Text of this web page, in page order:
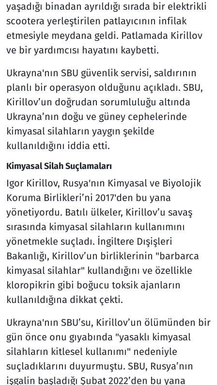
yaşadığı binadan ayrıldığı sırada bir elektrikli
scootera yerleştirilen patlayıcının infilak
etmesiyle meydana geldi. Patlamada Kirillov
ve bir yardımcısı hayatını kaybetti.
Ukrayna'nın SBU güvenlik servisi, saldırının
planlı bir operasyon olduğunu açıkladı. SBU,
Kirillov’un doğrudan sorumluluğu altında
Ukrayna’nın doğu ve güney cephelerinde
kimyasal silahların yaygın şekilde
kullanıldığını iddia etti.
Kimyasal Silah Suçlamaları
Igor Kirillov, Rusya'nın Kimyasal ve Biyolojik
Koruma Birlikleri’ni 2017'den bu yana
yönetiyordu. Batılı ülkeler, Kirillov’u savaş
sırasında kimyasal silahların kullanımını
yönetmekle suçladı. İngiltere Dışişleri
Bakanlığı, Kirillov’un birliklerinin "barbarca
kimyasal silahlar" kullandığını ve özellikle
kloropikrin gibi boğucu toksik ajanların
kullanıldığına dikkat çekti.
Ukrayna'nın SBU’su, Kirillov’un ölümünden bir
gün önce onu gıyabında "yasaklı kimyasal
silahların kitlesel kullanımı" nedeniyle
suçladıklarını duyurmuştu. SBU, Rusya’nın
işgalin başladığı Şubat 2022’den bu yana